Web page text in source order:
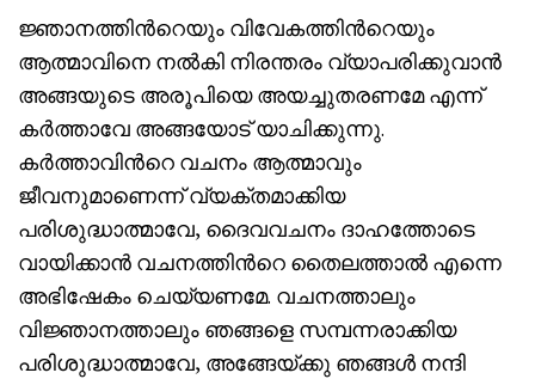
ജ്ഞാനത്തിന്‍റെയും വിവേകത്തിന്‍റെയും
ആത്മാവിനെ നല്‍കി നിരന്തരം വ്യാപരിക്കുവാന്‍
അങ്ങയുടെ അരൂപിയെ അയച്ചുതരണമേ എന്ന്‍
കര്‍ത്താവേ അങ്ങയോട് യാചിക്കുന്നു.
കര്‍ത്താവിന്‍റെ വചനം ആത്മാവും
ജീവനുമാണെന്ന് വ്യക്തമാക്കിയ
പരിശുദ്ധാത്മാവേ, ദൈവവചനം ദാഹത്തോടെ
വായിക്കാന്‍ വചനത്തിന്‍റെ തൈലത്താല്‍ എന്നെ
അഭിഷേകം ചെയ്യണമേ. വചനത്താലും
വിജ്ഞാനത്താലും ഞങ്ങളെ സമ്പന്നരാക്കിയ
പരിശുദ്ധാത്മാവേ, അങ്ങേയ്ക്കു ഞങ്ങള്‍ നന്ദി